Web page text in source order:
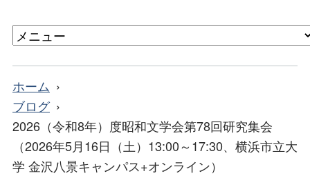
ホーム
ブログ
2026（令和8年）度昭和文学会第78回研究集会
（2026年5月16日（土）13:00～17:30、横浜市立大
学 金沢八景キャンパス+オンライン）